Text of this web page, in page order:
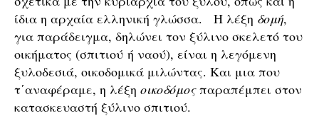
ίδια η αρχαία ελληνική γλώσσα. Η λέξη δομή,
για παράδειγμα, δηλώνει τον ξύλινο σκελετό του
οικήματος (σπιτιού ή ναού), είναι η λεγόμενη
ξυλοδεσιά, οικοδομικά μιλώντας. Και μια που
τ΄αναφέραμε, η λέξη οικοδόμοςπαραπέμπει στον
κατασκευαστή ξύλινο σπιτιού.